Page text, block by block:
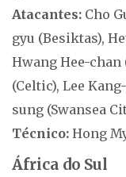
Atacantes: Cho
gyu (Besiktas),
Hwang Hee-
(Celtic), Lee
sung (Swansea
Técnico: Hong
África do Sul